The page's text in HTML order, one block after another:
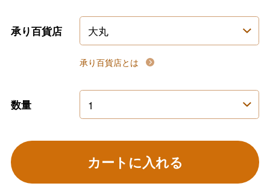
承り百貨店
承り百貨店とは
数量
カートに入れる